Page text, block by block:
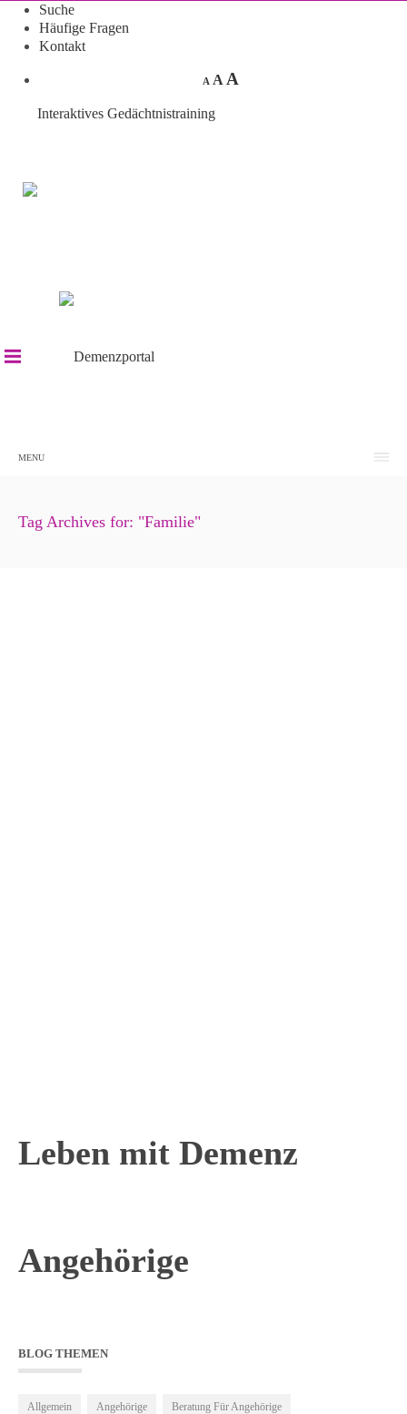
Suche
Häufige Fragen
Kontakt
A A A
Interaktives Gedächtnistraining
MENU
Tag Archives for: "Familie"
Leben mit Demenz
Angehörige
BLOG THEMEN
Allgemein Angehörige Beratung Für Angehörige